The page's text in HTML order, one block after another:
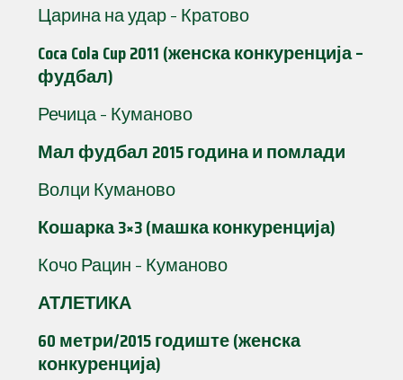
Царина на удар – Кратово
Coca Cola Cup 2011 (женска конкуренција –
фудбал)
Речица – Куманово
Мал фудбал 2015 година и помлади
Волци Куманово
Кошарка 3×3 (машка конкуренција)
Кочо Рацин – Куманово
АТЛЕТИКА
60 метри/2015 годиште (женска
конкуренција)